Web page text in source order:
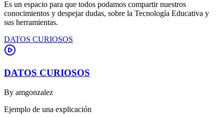
Es un espacio para que todos podamos compartir nuestros
conocimientos y despejar dudas, sobre la Tecnología Educativa y
sus herramientas.
DATOS CURIOSOS
DATOS CURIOSOS
By amgonzalez
Ejemplo de una explicación